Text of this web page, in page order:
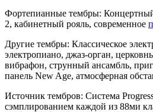
Фортепианные тембры:
2, кабинетный рояль, современное
Другие тембры: Классическое
электропиано, джаз-орган,
вибрафон, струнный ансамбль,
панель New Age, атмосферная
Источник тембров: Система
сэмплированием каждой из 88ми